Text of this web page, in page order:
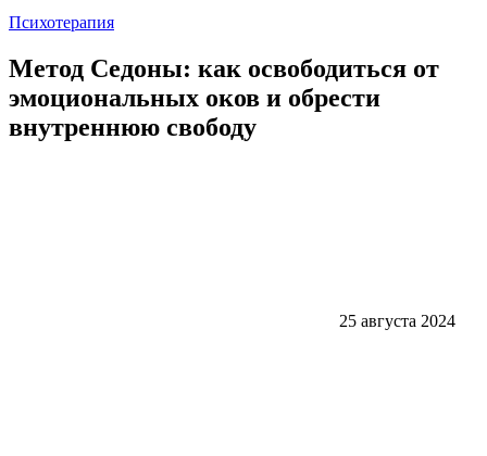
Психотерапия
Метод Седоны: как освободиться от
эмоциональных оков и обрести
внутреннюю свободу
25 августа 2024